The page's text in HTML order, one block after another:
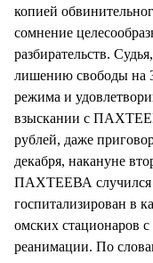
копией
сомнение
разбирательств.
лишению свободы на
режима и
взыскании с
рублей, даже
декабря, накануне
ПАХТЕЕВА случился
госпитализирован в
омских стационаров
реанимации. По